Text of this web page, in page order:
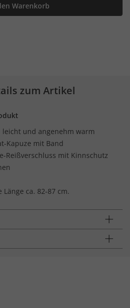
Warenkorb
zum Artikel
leicht und angenehm warm
Kapuze mit Band
Reißverschluss mit Kinnschutz
Länge ca. 82-87 cm.